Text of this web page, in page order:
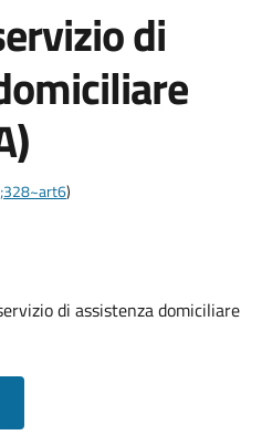
di
)
di assistenza domiciliare